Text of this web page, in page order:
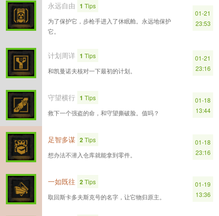
永远自由 1 Tips
为了保护它，步枪手进入了休眠舱。永远地保护
它。
01-21
23:53
计划周详 1 Tips
和凯曼诺夫核对一下最初的计划。
01-21
23:16
守望横行 1 Tips
救下一个强盗的命，和守望撕破脸。值吗？
01-18
13:44
足智多谋 2Tips
想办法不潜入仓库就能拿到零件。
01-18
23:16
一如既往 2Tips
取回斯卡多夫斯克号的名字，让它物归原主。
01-19
13:36